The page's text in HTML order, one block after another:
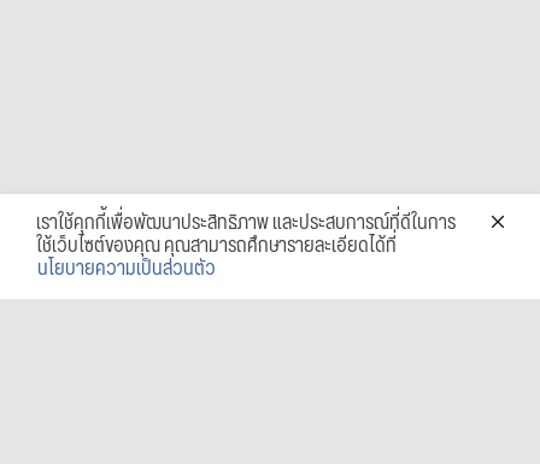
เราใช้คุกกี้เพื่อพัฒนาประสิทธิภาพ และประสบการณ์ที่ดีในการ
ใช้เว็บไซต์ของคุณ คุณสามารถศึกษารายละเอียดได้ที่
นโยบายความเป็นส่วนตัว